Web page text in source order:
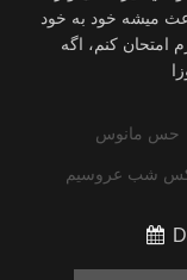
حس مانوس
شب عروسیم